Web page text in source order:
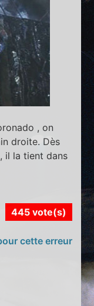
, on
droite. Dès
il la tient dans
445 vote(s)
cette erreur